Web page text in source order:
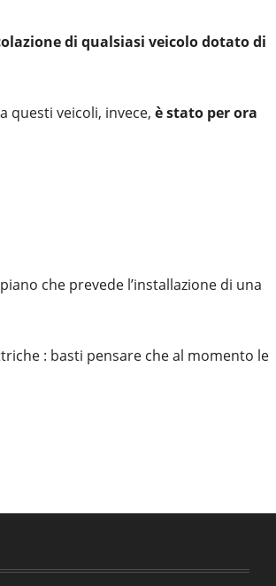
di qualsiasi veicolo dotato di
a questi veicoli, invece, è stato per ora
che prevede l’installazione di una
: basti pensare che al momento le